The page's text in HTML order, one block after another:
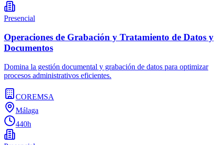
Presencial
Operaciones de Grabación y Tratamiento de Datos y
Documentos
Domina la gestión documental y grabación de datos para optimizar
procesos administrativos eficientes.
COREMSA
Málaga
440h